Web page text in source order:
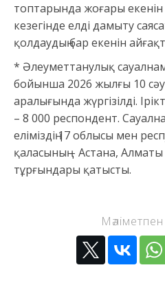
топтарында жоғары екенін
кезегінде елді дамыту
қолдаудың бар екенін
* Әлеуметтанулық
бойынша 2026 жылғы 10
аралығында жүргізілді.
– 8 000 респондент.
еліміздің 17 облысы мен
қаласының – Астана,
тұрғындары қатысты.